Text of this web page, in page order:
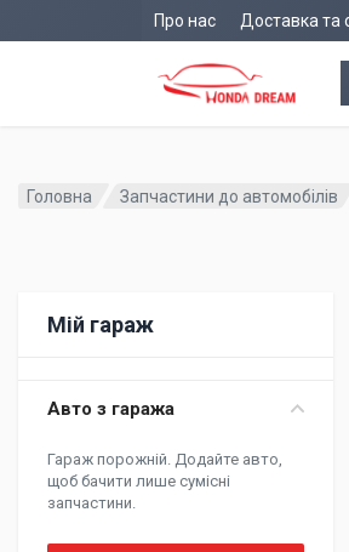
Про нас Доставка та
Головна Запчастини до автомобілів
Мій гараж
Авто з гаража
Гараж порожній. Додайте авто,
щоб бачити лише сумісні
запчастини.